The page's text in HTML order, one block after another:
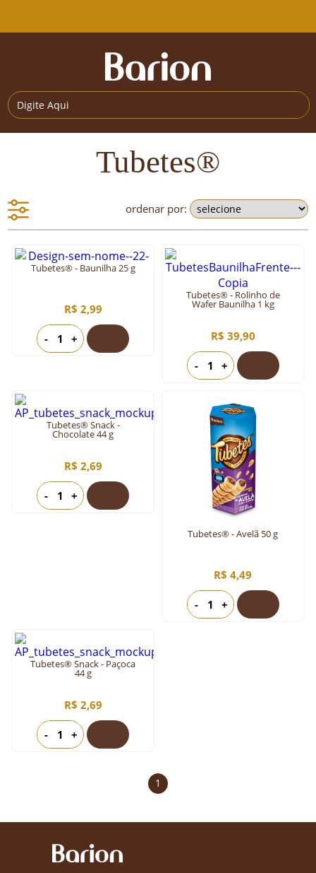
Tubetes®
ordenar por:
Tubetes® - Baunilha 25 g
R$ 2,99
- +
Tubetes® - Rolinho de
Wafer Baunilha 1 kg
R$ 39,90
- +
Tubetes® Snack -
Chocolate 44 g
R$ 2,69
- +
Tubetes® - Avelã 50 g
R$ 4,49
- +
Tubetes® Snack - Paçoca
44 g
R$ 2,69
- +
1